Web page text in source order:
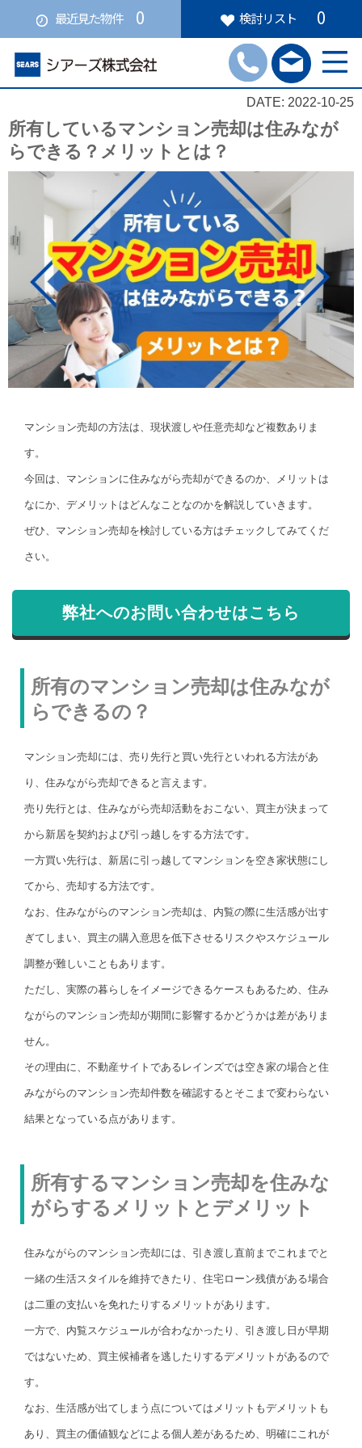
最近見た物件 0 検討リスト 0
DATE: 2022-10-25
所有しているマンション売却は住みなが
らできる？メリットとは？
マンション売却の方法は、現状渡しや任意売却など複数ありま
す。
今回は、マンションに住みながら売却ができるのか、メリットは
なにか、デメリットはどんなことなのかを解説していきます。
ぜひ、マンション売却を検討している方はチェックしてみてくだ
さい。
弊社へのお問い合わせはこちら
所有のマンション売却は住みなが
らできるの？
マンション売却には、売り先行と買い先行といわれる方法があ
り、住みながら売却できると言えます。
売り先行とは、住みながら売却活動をおこない、買主が決まって
から新居を契約および引っ越しをする方法です。
一方買い先行は、新居に引っ越してマンションを空き家状態にし
てから、売却する方法です。
なお、住みながらのマンション売却は、内覧の際に生活感が出す
ぎてしまい、買主の購入意思を低下させるリスクやスケジュール
調整が難しいこともあります。
ただし、実際の暮らしをイメージできるケースもあるため、住み
ながらのマンション売却が期間に影響するかどうかは差がありま
せん。
その理由に、不動産サイトであるレインズでは空き家の場合と住
みながらのマンション売却件数を確認するとそこまで変わらない
結果となっている点があります。
所有するマンション売却を住みな
がらするメリットとデメリット
住みながらのマンション売却には、引き渡し直前までこれまでと
一緒の生活スタイルを維持できたり、住宅ローン残債がある場合
は二重の支払いを免れたりするメリットがあります。
一方で、内覧スケジュールが合わなかったり、引き渡し日が早期
ではないため、買主候補者を逃したりするデメリットがあるので
す。
なお、生活感が出てしまう点についてはメリットもデメリットも
あり、買主の価値観などによる個人差があるため、明確にこれが